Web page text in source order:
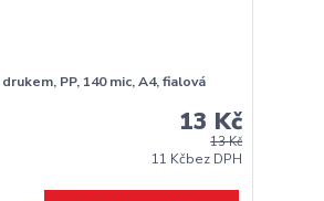
PP, 140 mic, A4, fialová
13 Kč
13 Kč
11 Kčbez DPH